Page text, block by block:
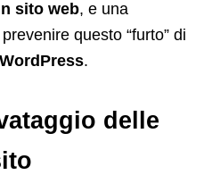
sito web, e una
questo “furto” di
WordPress.
delle